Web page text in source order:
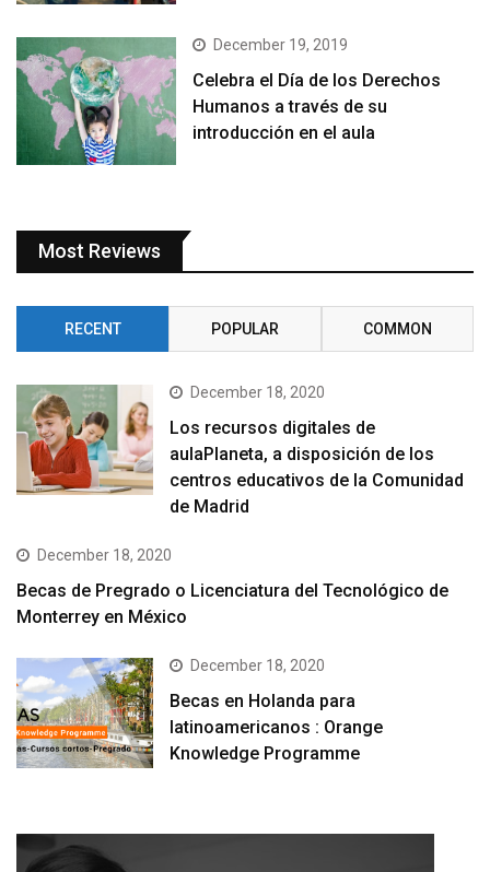
December 19, 2019
Celebra el Día de los Derechos
Humanos a través de su
introducción en el aula
Most Reviews
RECENT POPULAR COMMON
December 18, 2020
Los recursos digitales de
aulaPlaneta, a disposición de los
centros educativos de la Comunidad
de Madrid
December 18, 2020
Becas de Pregrado o Licenciatura del Tecnológico de
Monterrey en México
December 18, 2020
Becas en Holanda para
latinoamericanos : Orange
Knowledge Programme